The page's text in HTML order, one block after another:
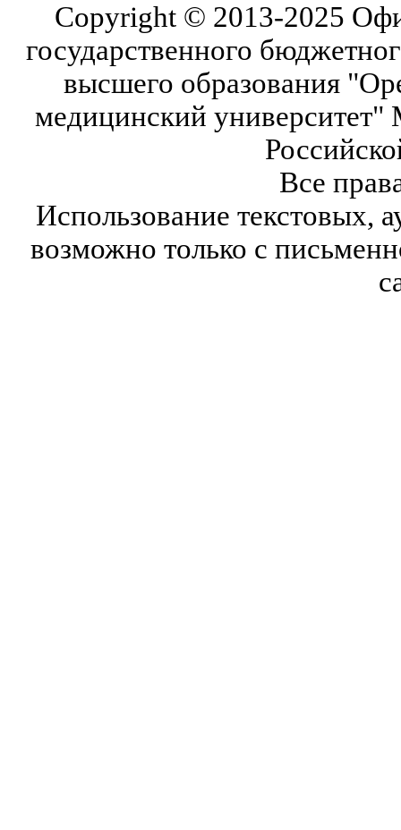
Copyright © 2013-2025
государственного
высшего образования
медицинский университет"
Все
Использование текстовых,
возможно только с